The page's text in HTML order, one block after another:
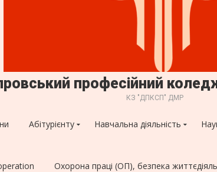
професійний
КЗ "ДПКСП" ДМР
Абітурієнту Навчальна діяльність
Охорона праці (ОП), безпека